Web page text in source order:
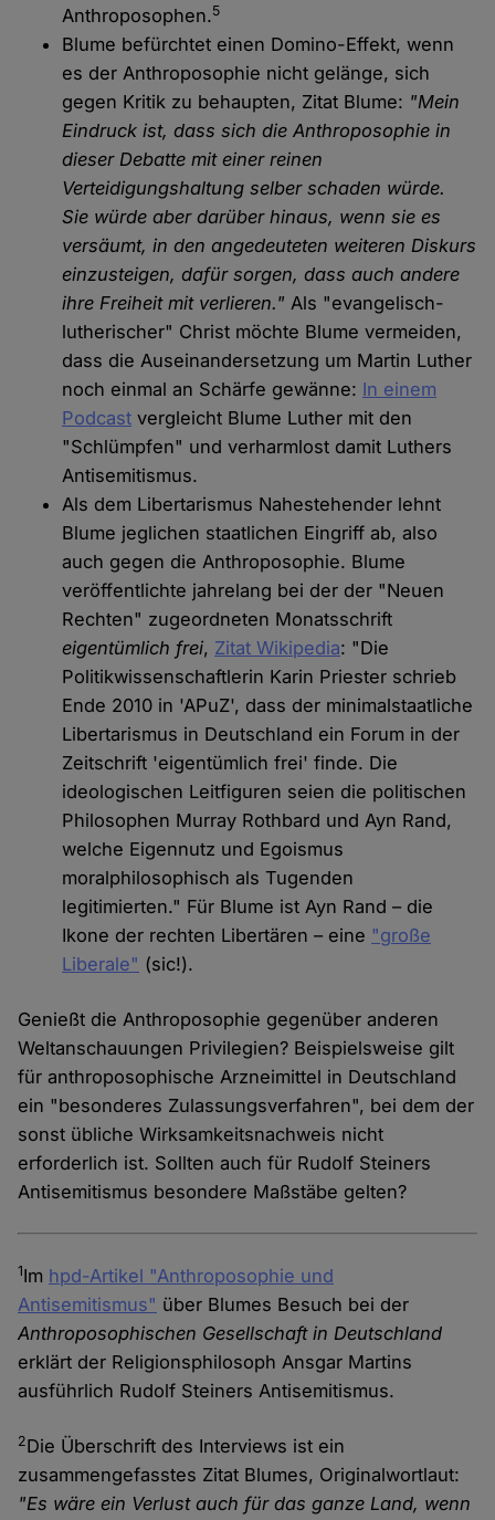
Anthroposophen.5
Blume befürchtet einen Domino-Effekt, wenn
es der Anthroposophie nicht gelänge, sich
gegen Kritik zu behaupten, Zitat Blume: "Mein
Eindruck ist, dass sich die Anthroposophie in
dieser Debatte mit einer reinen
Verteidigungshaltung selber schaden würde.
Sie würde aber darüber hinaus, wenn sie es
versäumt, in den angedeuteten weiteren Diskurs
einzusteigen, dafür sorgen, dass auch andere
ihre Freiheit mit verlieren." Als "evangelisch-
lutherischer" Christ möchte Blume vermeiden,
dass die Auseinandersetzung um Martin Luther
noch einmal an Schärfe gewänne: In einem
Podcast vergleicht Blume Luther mit den
"Schlümpfen" und verharmlost damit Luthers
Antisemitismus.
Als dem Libertarismus Nahestehender lehnt
Blume jeglichen staatlichen Eingriff ab, also
auch gegen die Anthroposophie. Blume
veröffentlichte jahrelang bei der der "Neuen
Rechten" zugeordneten Monatsschrift
eigentümlich frei, Zitat Wikipedia: "Die
Politikwissenschaftlerin Karin Priester schrieb
Ende 2010 in 'APuZ', dass der minimalstaatliche
Libertarismus in Deutschland ein Forum in der
Zeitschrift 'eigentümlich frei' finde. Die
ideologischen Leitfiguren seien die politischen
Philosophen Murray Rothbard und Ayn Rand,
welche Eigennutz und Egoismus
moralphilosophisch als Tugenden
legitimierten." Für Blume ist Ayn Rand – die
Ikone der rechten Libertären – eine "große
Liberale" (sic!).
Genießt die Anthroposophie gegenüber anderen
Weltanschauungen Privilegien? Beispielsweise gilt
für anthroposophische Arzneimittel in Deutschland
ein "besonderes Zulassungsverfahren", bei dem der
sonst übliche Wirksamkeitsnachweis nicht
erforderlich ist. Sollten auch für Rudolf Steiners
Antisemitismus besondere Maßstäbe gelten?
1Im hpd-Artikel "Anthroposophie und
Antisemitismus" über Blumes Besuch bei der
Anthroposophischen Gesellschaft in Deutschland
erklärt der Religionsphilosoph Ansgar Martins
ausführlich Rudolf Steiners Antisemitismus.
2Die Überschrift des Interviews ist ein
zusammengefasstes Zitat Blumes, Originalwortlaut:
"Es wäre ein Verlust auch für das ganze Land, wenn